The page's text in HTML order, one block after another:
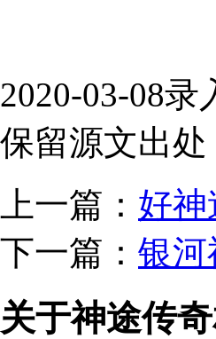
2020-03-08
保留源文出处
上一篇： 好
下一篇： 银河
关于神途传